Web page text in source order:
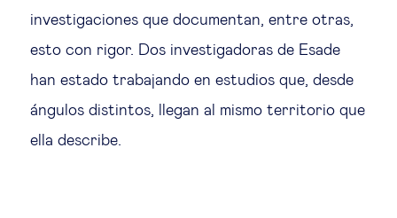
investigaciones que documentan, entre otras,
esto con rigor. Dos investigadoras de Esade
han estado trabajando en estudios que, desde
ángulos distintos, llegan al mismo territorio que
ella describe.